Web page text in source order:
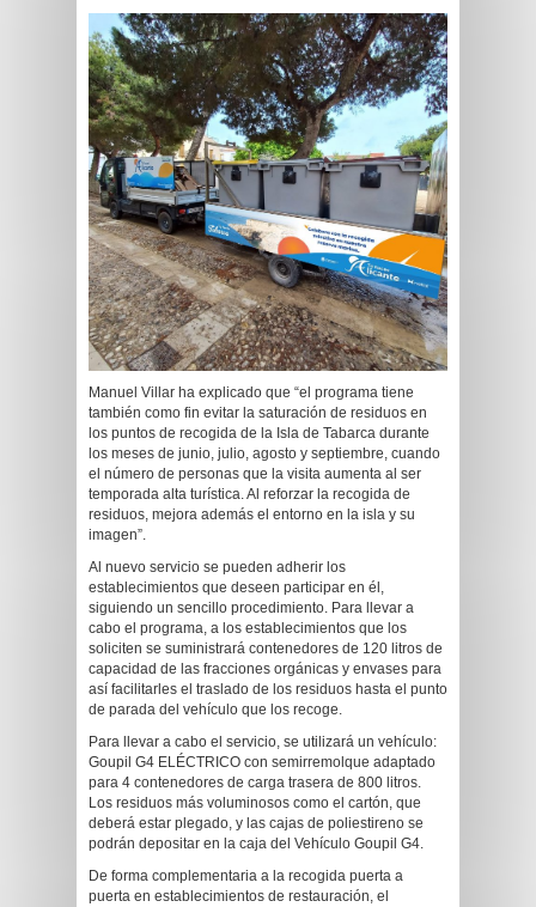
Manuel Villar ha explicado que “el programa tiene
también como fin evitar la saturación de residuos en
los puntos de recogida de la Isla de Tabarca durante
los meses de junio, julio, agosto y septiembre, cuando
el número de personas que la visita aumenta al ser
temporada alta turística. Al reforzar la recogida de
residuos, mejora además el entorno en la isla y su
imagen”.
Al nuevo servicio se pueden adherir los
establecimientos que deseen participar en él,
siguiendo un sencillo procedimiento. Para llevar a
cabo el programa, a los establecimientos que los
soliciten se suministrará contenedores de 120 litros de
capacidad de las fracciones orgánicas y envases para
así facilitarles el traslado de los residuos hasta el punto
de parada del vehículo que los recoge.
Para llevar a cabo el servicio, se utilizará un vehículo:
Goupil G4 ELÉCTRICO con semirremolque adaptado
para 4 contenedores de carga trasera de 800 litros.
Los residuos más voluminosos como el cartón, que
deberá estar plegado, y las cajas de poliestireno se
podrán depositar en la caja del Vehículo Goupil G4.
De forma complementaria a la recogida puerta a
puerta en establecimientos de restauración, el